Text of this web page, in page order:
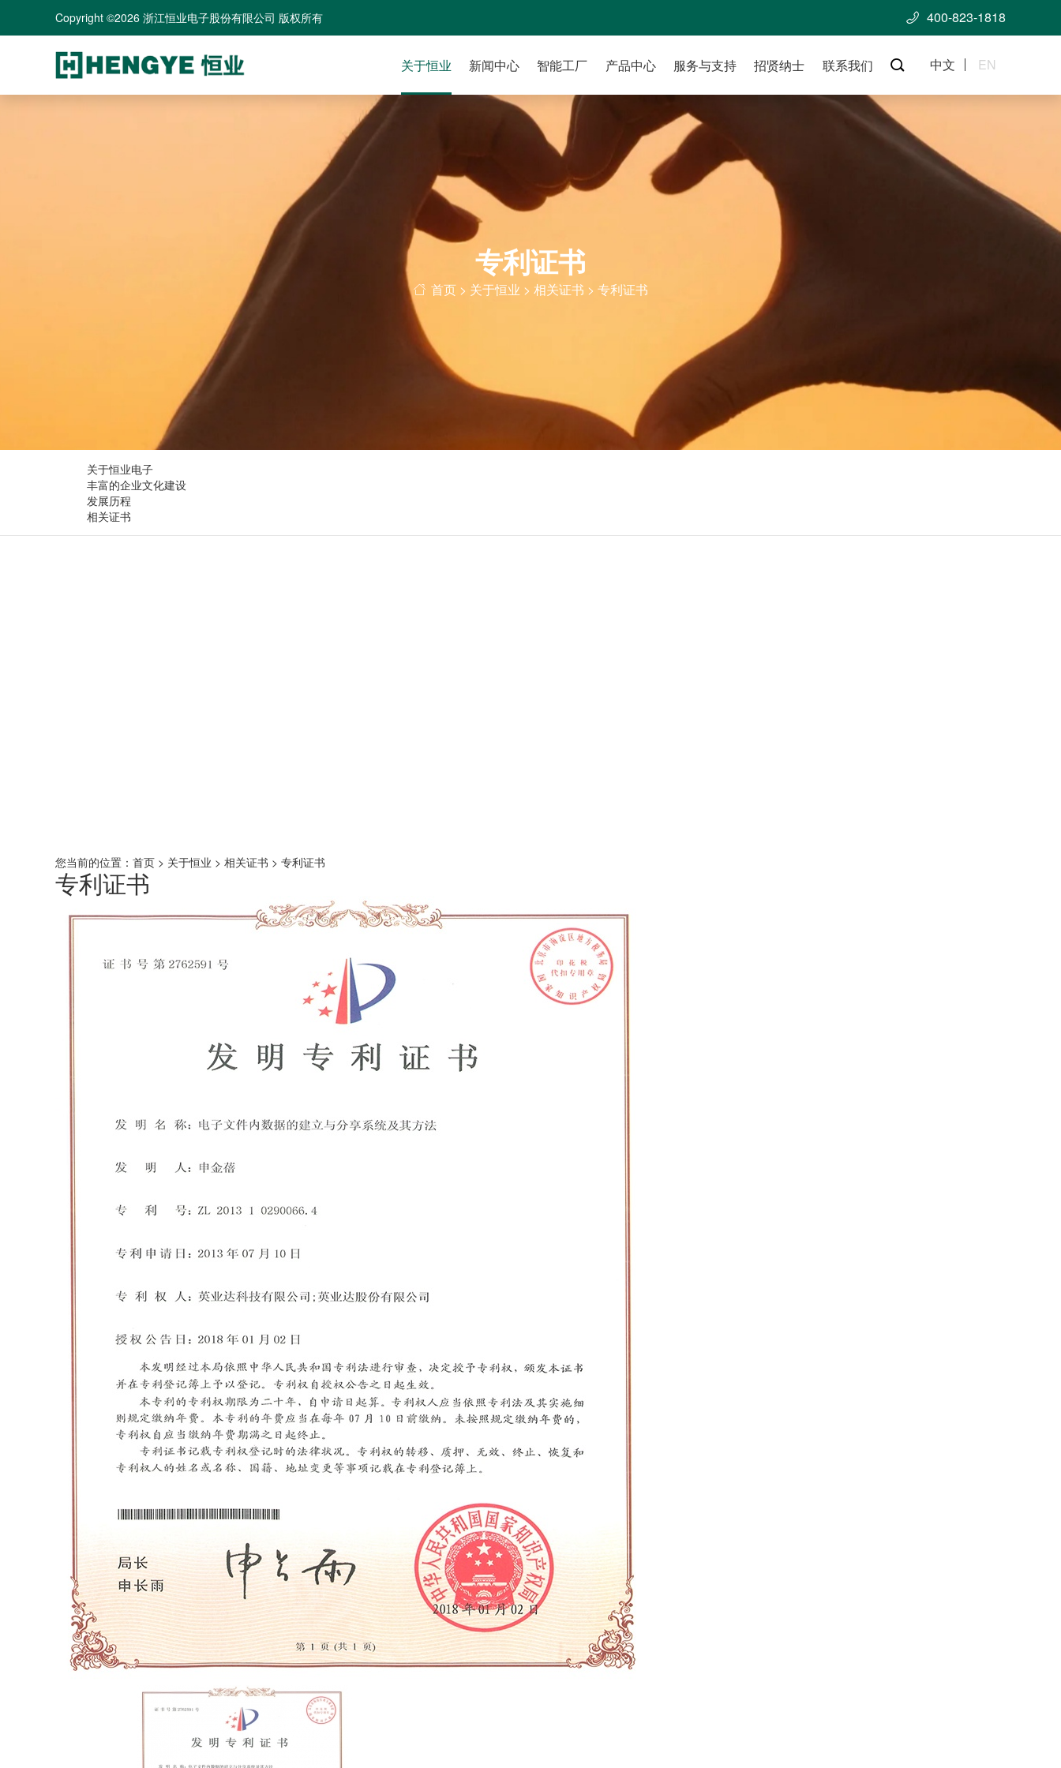
Copyright ©2026 浙江恒业电子股份有限公司 版权所有  400-823-1818
关于恒业 新闻中心 智能工厂 产品中心 服务与支持 招贤纳士 联系我们  中文 EN
专利证书
 首页> 关于恒业 > 相关证书 > 专利证书
关于恒业电子
丰富的企业文化建设
发展历程
相关证书
您当前的位置： 首页> 关于恒业 > 相关证书 > 专利证书
专利证书